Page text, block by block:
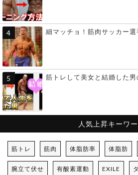
細マッチョ！筋肉サッカー
筋トレして美女と結婚した
人気上昇キーワ
筋トレ 筋肉 体脂肪率 体脂肪
腕立て伏せ 有酸素運動 EXILE